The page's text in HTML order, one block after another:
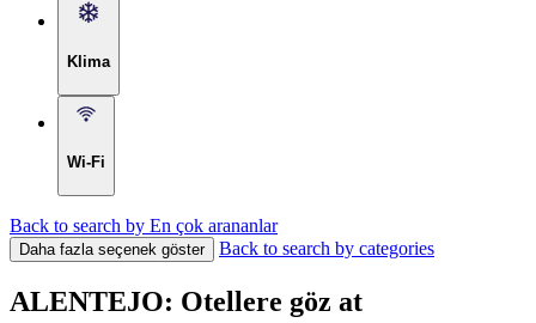
Klima
Wi-Fi
Back to search by En çok arananlar
Daha fazla seçenek göster Back to search by categories
ALENTEJO: Otellere göz at